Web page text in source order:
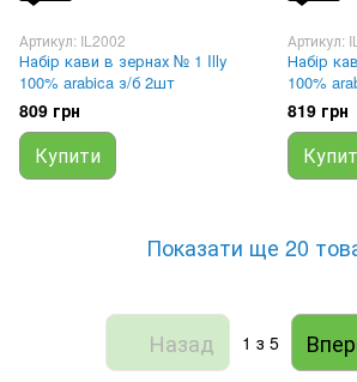
Артикул: IL2002
Набір кави в зернах № 1 Illy
100% arabica з/б 2шт
809 грн
Купити
Артикул:
Набір
100%
819 грн
Показати ще 20
Назад 1 з 5